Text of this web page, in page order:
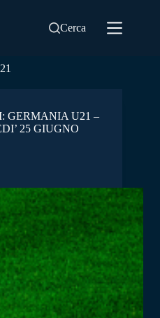
Cerca
GERMANIA U21 –
25 GIUGNO